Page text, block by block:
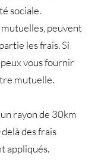
sociale.
peuvent
les frais. Si
vous fournir
mutuelle.
rayon de 30km
des frais
appliqués.